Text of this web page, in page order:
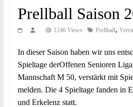
Prellball Saison
1246 Views Prellball,
In dieser Saison haben wir uns
Spieltage derOffenen Senioren
Mannschaft M 50, verstärkt mit
melden. Die 4 Spieltage fanden in
und Erkelenz statt.